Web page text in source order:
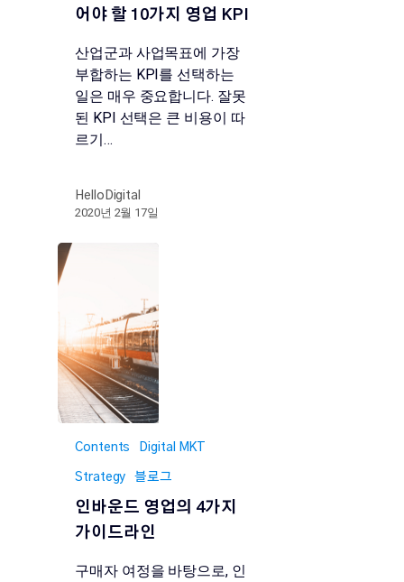
어야 할 10가지 영업 KPI
산업군과 사업목표에 가장
부합하는 KPI를 선택하는
일은 매우 중요합니다. 잘못
된 KPI 선택은 큰 비용이 따
르기…
HelloDigital
2020년 2월 17일
Contents Digital MKT
Strategy 블로그
인바운드 영업의 4가지
가이드라인
구매자 여정을 바탕으로, 인